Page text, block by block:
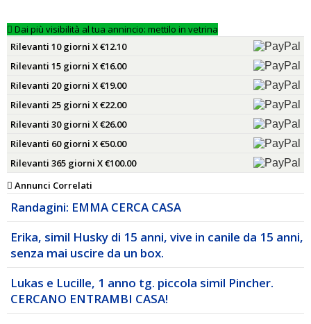
Dai più visibilità al tua annincio: mettilo in vetrina
Rilevanti 10 giorni X €12.10
Rilevanti 15 giorni X €16.00
Rilevanti 20 giorni X €19.00
Rilevanti 25 giorni X €22.00
Rilevanti 30 giorni X €26.00
Rilevanti 60 giorni X €50.00
Rilevanti 365 giorni X €100.00
Annunci Correlati
Randagini: EMMA CERCA CASA
Erika, simil Husky di 15 anni, vive in canile da 15 anni,
senza mai uscire da un box.
Lukas e Lucille, 1 anno tg. piccola simil Pincher.
CERCANO ENTRAMBI CASA!